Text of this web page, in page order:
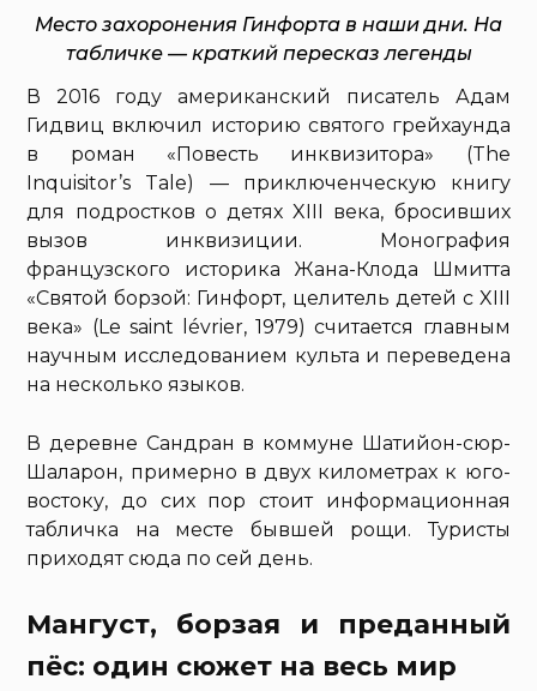
Место захоронения Гинфорта в наши дни. На
табличке — краткий пересказ легенды
В 2016 году американский писатель Адам
Гидвиц включил историю святого грейхаунда
в роман «Повесть инквизитора» (The
Inquisitor’s Tale) — приключенческую книгу
для подростков о детях XIII века, бросивших
вызов инквизиции. Монография
французского историка Жана-Клода Шмитта
«Святой борзой: Гинфорт, целитель детей с XIII
века» (Le saint lévrier, 1979) считается главным
научным исследованием культа и переведена
на несколько языков.
В деревне Сандран в коммуне Шатийон-сюр-
Шаларон, примерно в двух километрах к юго-
востоку, до сих пор стоит информационная
табличка на месте бывшей рощи. Туристы
приходят сюда по сей день.
Мангуст, борзая и преданный
пёс: один сюжет на весь мир